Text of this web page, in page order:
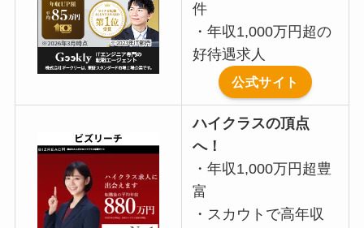
件
・年収1,000万円超の
好待遇求人
公式サイト
ハイクラスの頂点
へ！
・年収1,000万円超豊
富
・スカウトで高年収